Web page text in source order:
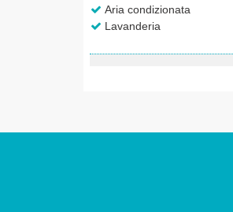
Aria condizionata
Lavanderia